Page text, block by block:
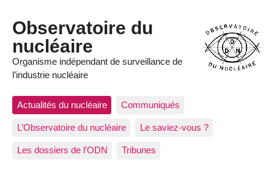
Observatoire du
nucléaire
Organisme indépendant de surveillance de
l’industrie nucléaire
Actualités du nucléaire Communiqués
L’Observatoire du nucléaire Le saviez-vous ?
Les dossiers de l’ODN Tribunes